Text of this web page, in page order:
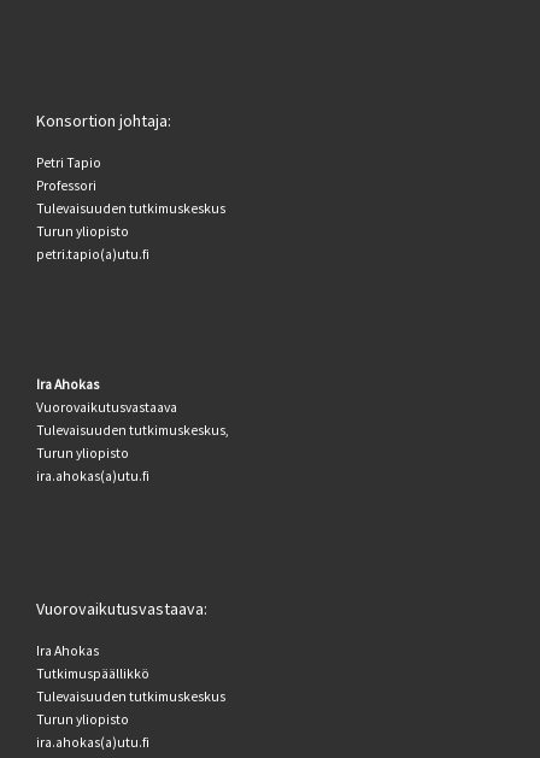
Konsortion johtaja:
Petri Tapio
Professori
Tulevaisuuden tutkimuskeskus
Turun yliopisto
petri.tapio(a)utu.fi
Ira Ahokas
Vuorovaikutusvastaava
Tulevaisuuden tutkimuskeskus,
Turun yliopisto
ira.ahokas(a)utu.fi
Vuorovaikutusvastaava:
Ira Ahokas
Tutkimuspäällikkö
Tulevaisuuden tutkimuskeskus
Turun yliopisto
ira.ahokas(a)utu.fi